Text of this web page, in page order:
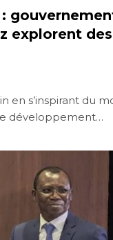
explorent
en s’inspirant du
développement…